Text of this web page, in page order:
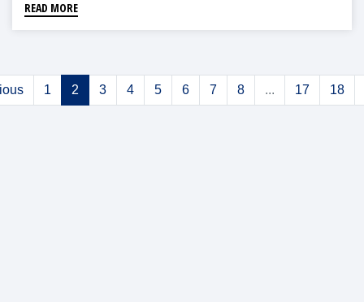
READ MORE
1 2 3 4 5 6 7 8 ... 17 18